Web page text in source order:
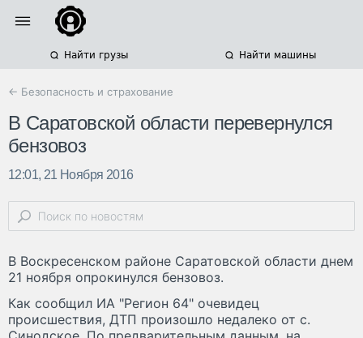
Найти грузы Найти машины
← Безопасность и страхование
В Саратовской области перевернулся
бензовоз
12:01, 21 Ноября 2016
В Воскресенском районе Саратовской области днем
21 ноября опрокинулся бензовоз.
Как сообщил ИА "Регион 64" очевидец
происшествия, ДТП произошло недалеко от с.